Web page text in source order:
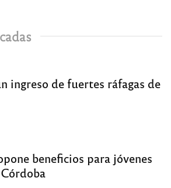
ingreso de fuertes ráfagas de
beneficios para jóvenes